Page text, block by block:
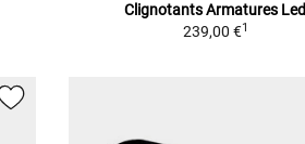
Clignotants Armatures Led
239,00 €1